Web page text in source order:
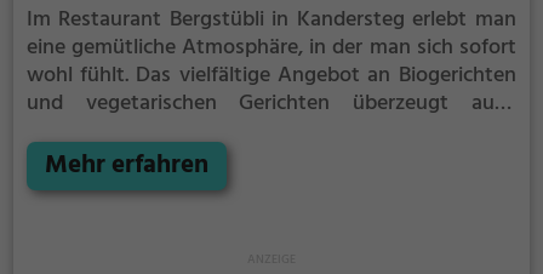
Im Restaurant Bergstübli in Kandersteg erlebt man
eine gemütliche Atmosphäre, in der man sich sofort
wohl fühlt. Das vielfältige Angebot an Biogerichten
und vegetarischen Gerichten überzeugt auch
Auswahl an erfrischenden Cocktails und anderen
Getränken. Tauche ein in dieses einladende
Mehr erfahren